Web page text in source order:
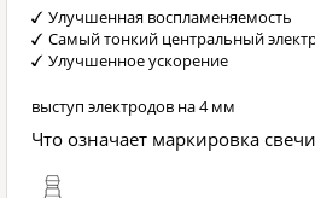
Улучшенная воспламеняемость
Самый тонкий центральный
Улучшенное ускорение
выступ электродов на 4 мм
Что означает маркировка